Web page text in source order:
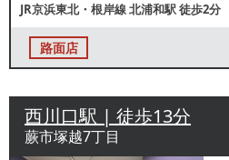
JR京浜東北・根岸線北浦和駅徒歩2分
路面店
西川口駅 | 徒歩13分
蕨市塚越7丁目